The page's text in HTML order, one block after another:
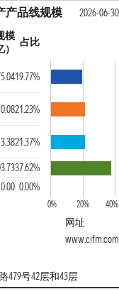
产品线规模
2026-06-30
模
）
占比
19.77%
21.23%
21.37%
37.62%
0.00 0.00%
0% 20% 40%
网址
www.cifm.com
号42层和43层